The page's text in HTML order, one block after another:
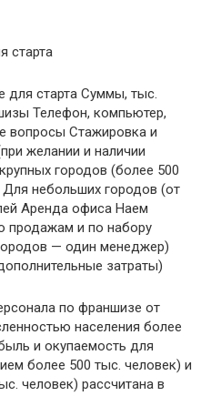
старта
для старта Суммы, тыс.
Телефон, компьютер,
вопросы Стажировка и
желании и наличии
городов (более 500
небольших городов (от
Аренда офиса Наем
продажам и по набору
— один менеджер)
затраты)
по франшизе от
населения более
и окупаемость для
более 500 тыс. человек) и
человек) рассчитана в